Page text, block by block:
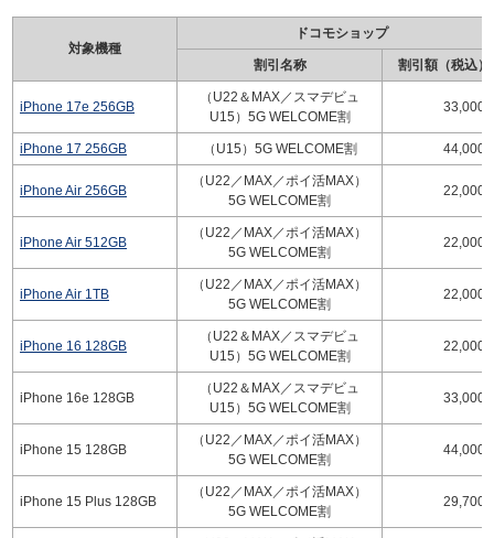
対象機種
ドコモショップ
割引名称 割引額（税込）
iPhone 17e 256GB
（U22＆MAX／スマデビュ
U15）5G WELCOME割
33,000
iPhone 17 256GB （U15）5G WELCOME割 44,000
iPhone Air 256GB
（U22／MAX／ポイ活MAX）
5G WELCOME割
22,000
iPhone Air 512GB
（U22／MAX／ポイ活MAX）
5G WELCOME割
22,000
iPhone Air 1TB
（U22／MAX／ポイ活MAX）
5G WELCOME割
22,000
iPhone 16 128GB
（U22＆MAX／スマデビュ
U15）5G WELCOME割
22,000
iPhone 16e 128GB
（U22＆MAX／スマデビュ
U15）5G WELCOME割
33,000
iPhone 15 128GB
（U22／MAX／ポイ活MAX）
5G WELCOME割
44,000
iPhone 15 Plus 128GB
（U22／MAX／ポイ活MAX）
5G WELCOME割
29,700